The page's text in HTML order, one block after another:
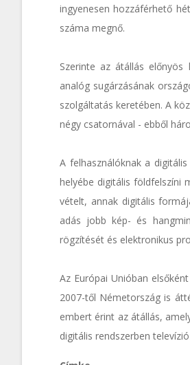
ingyenesen hozzáférhető
száma megnő.
Szerinte az átállás
analóg sugárzásának
szolgáltatás keretében. A
négy csatornával - ebből
A felhasználóknak a
helyébe digitális földfelszíni
vételt, annak digitális
adás jobb kép- és
rögzítését és elektronikus
Az Európai Unióban
2007-től Németország is
embert érint az átállás,
digitális rendszerben